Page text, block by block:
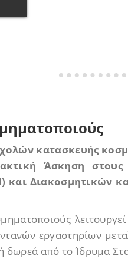
κατασκευής
Άσκηση
Διακοσμητικών
εργαστηρίων
δωρεά από το Ίδρυμα